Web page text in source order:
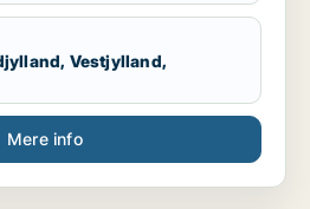
Vestjylland,
Mere info